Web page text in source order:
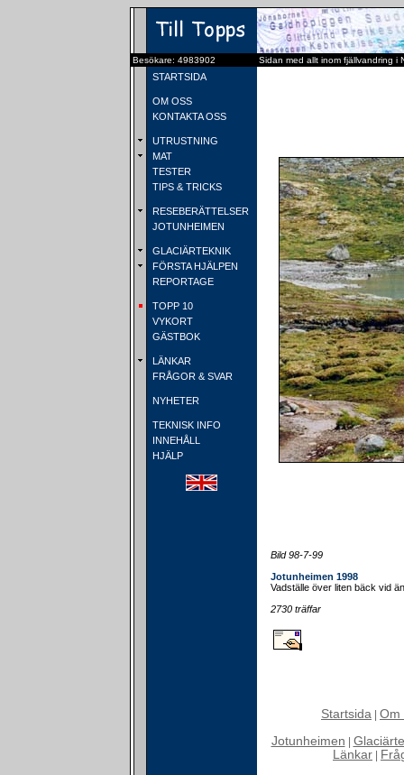
Besökare: 4983902 Sidan med allt inom fjällvandring i
STARTSIDA
OM OSS
KONTAKTA OSS
UTRUSTNING
MAT
TESTER
TIPS & TRICKS
RESEBERÄTTELSER
JOTUNHEIMEN
GLACIÄRTEKNIK
FÖRSTA HJÄLPEN
REPORTAGE
TOPP 10
VYKORT
GÄSTBOK
LÄNKAR
FRÅGOR & SVAR
NYHETER
TEKNISK INFO
INNEHÅLL
HJÄLP
Bild 98-7-99
Jotunheimen 1998
Vadställe över liten bäck vid
2730 träffar
Startsida Om
Jotunheimen
Länkar